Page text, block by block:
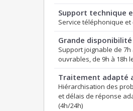
Support technique
Service téléphonique
Grande
Support joignable de 7h
ouvrables, de 9h à 18h
Traitement adapté
Hiérarchisation des
et délais de réponse
(4h/24h)